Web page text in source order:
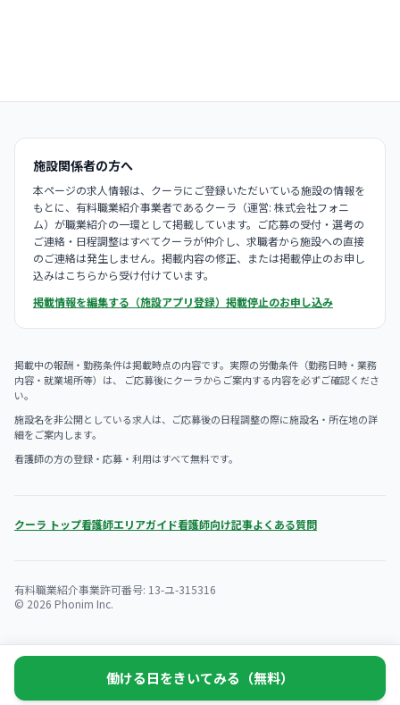
施設関係者の方へ
本ページの求人情報は、クーラにご登録いただいている施設の情報を
もとに、有料職業紹介事業者であるクーラ（運営: 株式会社フォニ
ム）が職業紹介の一環として掲載しています。ご応募の受付・選考の
ご連絡・日程調整はすべてクーラが仲介し、求職者から施設への直接
のご連絡は発生しません。掲載内容の修正、または掲載停止のお申し
込みはこちらから受け付けています。
掲載情報を編集する（施設アプリ登録） 掲載停止のお申し込み
掲載中の報酬・勤務条件は掲載時点の内容です。実際の労働条件（勤務日時・業務
内容・就業場所等）は、 ご応募後にクーラからご案内する内容を必ずご確認くださ
い。
施設名を非公開としている求人は、ご応募後の日程調整の際に施設名・所在地の詳
細をご案内します。
看護師の方の登録・応募・利用はすべて無料です。
クーラ トップ看護師エリアガイド看護師向け記事よくある質問
有料職業紹介事業許可番号: 13-ユ-315316
© 2026 Phonim Inc.
働ける日をきいてみる（無料）